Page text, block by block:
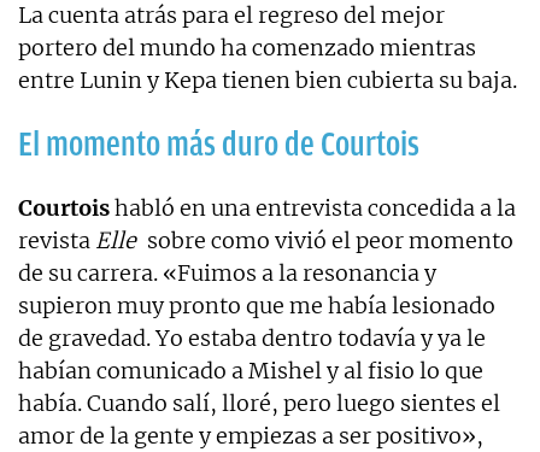
La cuenta atrás para el regreso del mejor
portero del mundo ha comenzado mientras
entre Lunin y Kepa tienen bien cubierta su baja.
El momento más duro de Courtois
Courtoishabló en una entrevista concedida a la
revista Elle sobre como vivió el peor momento
de su carrera. «Fuimos a la resonancia y
supieron muy pronto que me había lesionado
de gravedad. Yo estaba dentro todavía y ya le
habían comunicado a Mishel y al fisio lo que
había. Cuando salí, lloré, pero luego sientes el
amor de la gente y empiezas a ser positivo»,